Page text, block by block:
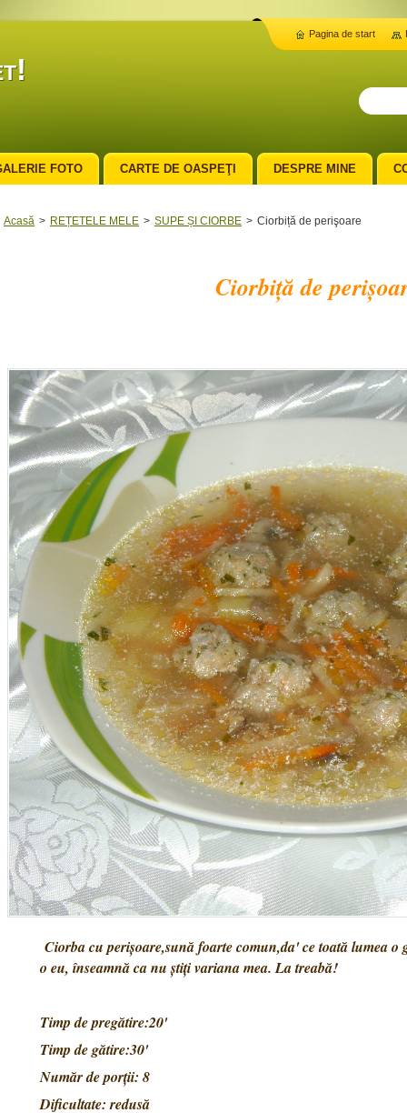
Acasă > REȚETELE MELE > SUPE ȘI CIORBE > Ciorbiță de perişoare
Ciorbiță de
Ciorba cu perişoare,sună foarte comun,da' ce toată lumea o
o eu, înseamnă ca nu ştiţi variana mea. La treabă!
Timp de pregătire:20'
Timp de gătire:30'
Număr de porţii: 8
Dificultate: redusă
FOTO CARTE DE OASPEŢI DESPRE MINE
Pagina de start